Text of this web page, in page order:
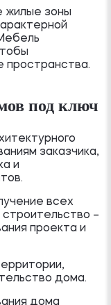
жилые зоны
пространства.
под ключ
заказчика,
и
всех
–
проекта и
дома.
дома